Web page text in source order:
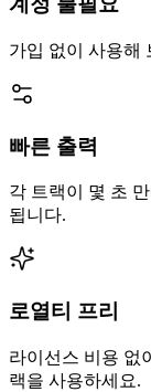
가입 없이 사용해
빠른 출력
각 트랙이 몇 초
됩니다.
로열티 프리
라이선스 비용 없
랙을 사용하세요.